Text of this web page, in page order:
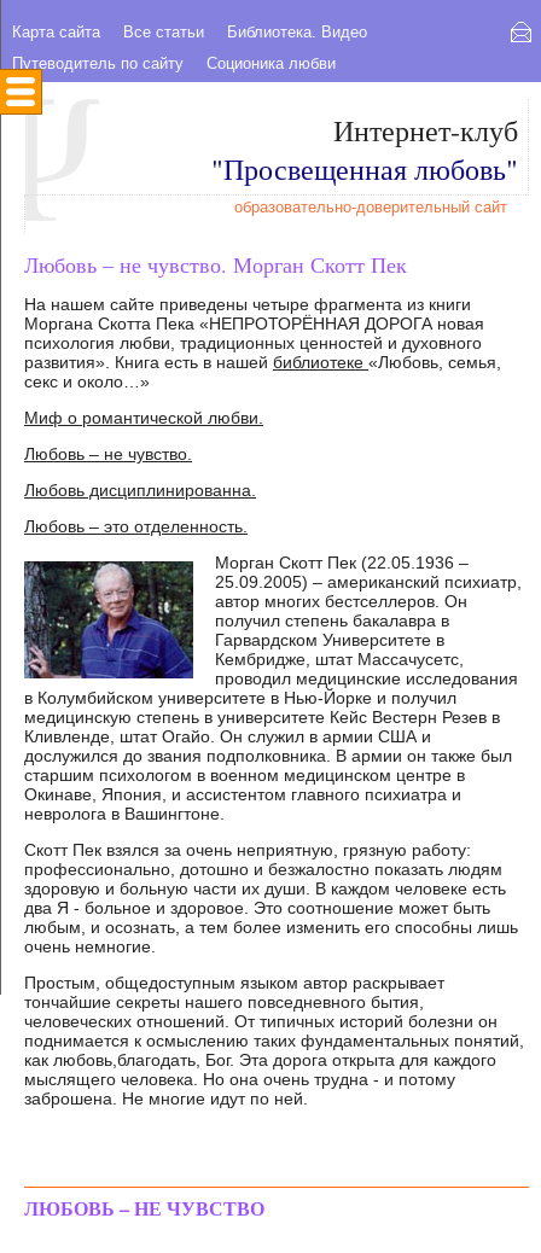
Карта сайта Все статьи
Библиотека. Видео
Путеводитель по сайту
Соционика любви
Интернет-клуб
"Просвещенная любовь"
образовательно-доверительный сайт
Любовь – не чувство. Морган Скотт Пек
На нашем сайте приведены четыре фрагмента из книги
Моргана Скотта Пека «НЕПРОТОРЁННАЯ ДОРОГА новая
психология любви, традиционных ценностей и духовного
развития». Книга есть в нашей библиотеке «Любовь, семья,
секс и около…»
Миф о романтической любви.
Любовь – не чувство.
Любовь дисциплинированна.
Любовь – это отделенность.
Морган Скотт Пек (22.05.1936 –
25.09.2005) – американский психиатр,
автор многих бестселлеров. Он
получил степень бакалавра в
Гарвардском Университете в
Кембридже, штат Массачусетс,
проводил медицинские исследования
в Колумбийском университете в Нью-Йорке и получил
медицинскую степень в университете Кейс Вестерн Резев в
Кливленде, штат Огайо. Он служил в армии США и
дослужился до звания подполковника. В армии он также был
старшим психологом в военном медицинском центре в
Окинаве, Япония, и ассистентом главного психиатра и
невролога в Вашингтоне.
Скотт Пек взялся за очень неприятную, грязную работу:
профессионально, дотошно и безжалостно показать людям
здоровую и больную части их души. В каждом человеке есть
два Я - больное и здоровое. Это соотношение может быть
любым, и осознать, а тем более изменить его способны лишь
очень немногие.
Простым, общедоступным языком автор раскрывает
тончайшие секреты нашего повседневного бытия,
человеческих отношений. От типичных историй болезни он
поднимается к осмыслению таких фундаментальных понятий,
как любовь,благодать, Бог. Эта дорога открыта для каждого
мыслящего человека. Но она очень трудна - и потому
заброшена. Не многие идут по ней.
ЛЮБОВЬ – НЕ ЧУВСТВО